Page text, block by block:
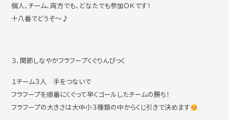
個人、チーム、両方でも、どなたでも参加ＯＫです！
十八番でどうぞ～♪
３．関節しなやかフラフープくぐりんぴっく
１チーム３人 手をつないで
フラフープを順番にくぐって早くゴールしたチームの勝ち！
フラフープの大きさは大中小３種類の中からくじ引きで決めます